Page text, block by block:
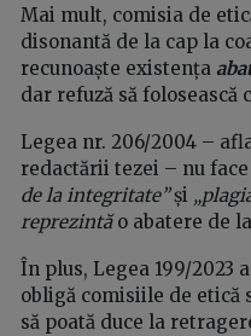
Mai mult, comisia de
disonantă de la cap la
recunoaște existența
dar refuză să folosească
Legea nr. 206/2004 –
redactării tezei – nu
de la integritate”și
reprezintăo abatere de
În plus, Legea 199/2023
obligă comisiile de etică
să poată duce la